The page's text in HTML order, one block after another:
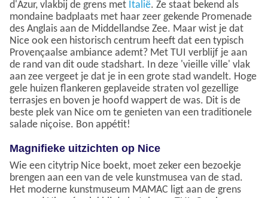
d'Azur, vlakbij de grens met Italië. Ze staat bekend als
mondaine badplaats met haar zeer gekende Promenade
des Anglais aan de Middellandse Zee. Maar wist je dat
Nice ook een historisch centrum heeft dat een typisch
Provençaalse ambiance ademt? Met TUI verblijf je aan
de rand van dit oude stadshart. In deze 'vieille ville' vlak
aan zee vergeet je dat je in een grote stad wandelt. Hoge
gele huizen flankeren geplaveide straten vol gezellige
terrasjes en boven je hoofd wappert de was. Dit is de
beste plek van Nice om te genieten van een traditionele
salade niçoise. Bon appétit!
Magnifieke uitzichten op Nice
Wie een citytrip Nice boekt, moet zeker een bezoekje
brengen aan een van de vele kunstmusea van de stad.
Het moderne kunstmuseum MAMAC ligt aan de grens